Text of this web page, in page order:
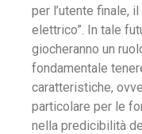
per l’utente finale,
elettrico”. In tale
giocheranno un
fondamentale
caratteristiche,
particolare per le
nella predicibilità